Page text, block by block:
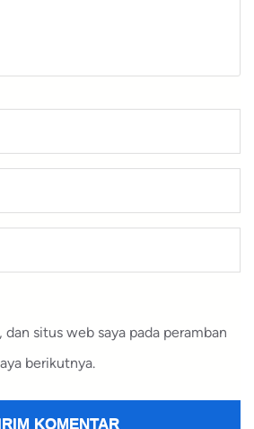
situs web saya pada peramban
berikutnya.